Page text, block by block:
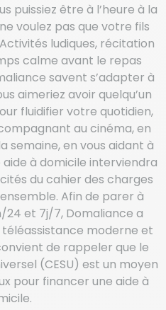
puissiez être à l’heure à la
voulez pas que votre fils
ludiques, récitation
calme avant le repas
savent s’adapter à
aimeriez avoir quelqu’un
fluidifier votre quotidien,
au cinéma, en
semaine, en vous aidant à
à domicile interviendra
du cahier des charges
Afin de parer à
et 7j/7, Domaliance a
moderne et
de rappeler que le
(CESU) est un moyen
pour financer une aide à